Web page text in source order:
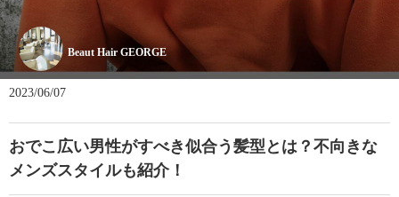
Beaut Hair GEORGE
2023/06/07
おでこ広い男性がすべき似合う髪型とは？不向きな
メンズスタイルも紹介！